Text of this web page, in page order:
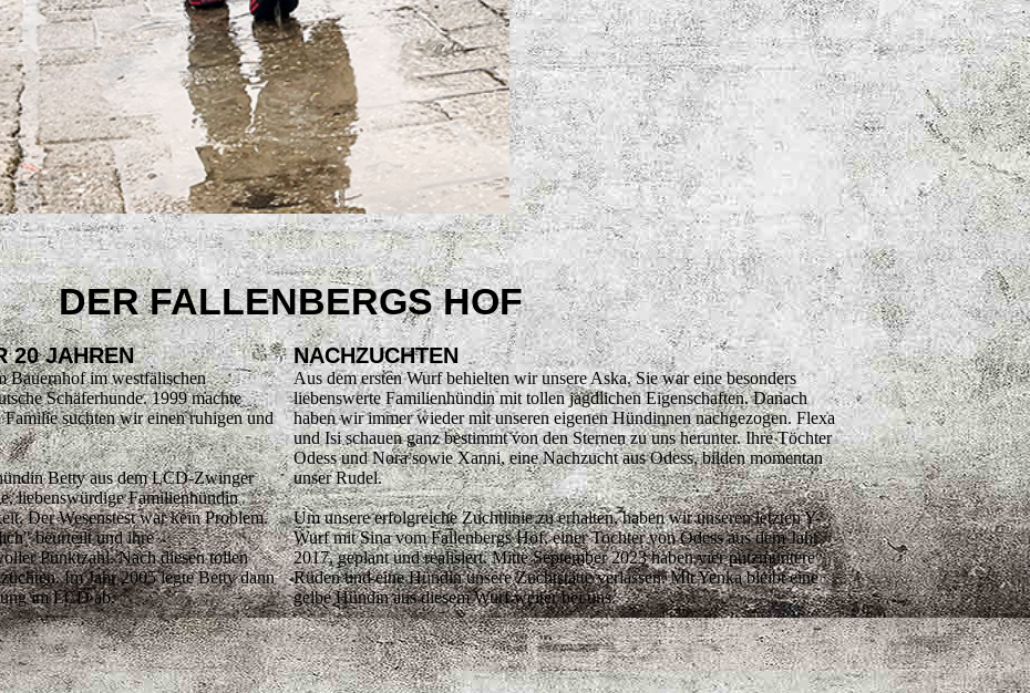
DER FALLENBERGS HOF
20 JAHREN
Bauernhof im westfälischen
Schäferhunde. 1999 machte
suchten wir einen ruhigen und
Betty aus dem LCD-Zwinger
liebenswürdige Familienhündin
Der Wesenstest war kein Problem.
beurteilt und ihre
Punktzahl. Nach diesen tollen
Im Jahr 2005 legte Betty dann
im LCD ab.
NACHZUCHTEN
Aus dem ersten Wurf behielten wir unsere Aska. Sie war eine besonders
liebenswerte Familienhündin mit tollen jagdlichen Eigenschaften. Danach
haben wir immer wieder mit unseren eigenen Hündinnen nachgezogen. Flexa
und Isi schauen ganz bestimmt von den Sternen zu uns herunter. Ihre Töchter
Odess und Nora sowie Xanni, eine Nachzucht aus Odess, bilden momentan
unser Rudel.
Um unsere erfolgreiche Zuchtlinie zu erhalten, haben wir unseren letzten Y-
Wurf mit Sina vom Fallenbergs Hof, einer Tochter von Odess aus dem Jahr
2017, geplant und realisiert. Mitte September 2023 haben vier putzmuntere
Rüden und eine Hündin unsere Zuchtstätte verlassen. Mit Yenka bleibt eine
gelbe Hündin aus diesem Wurf weiter bei uns.